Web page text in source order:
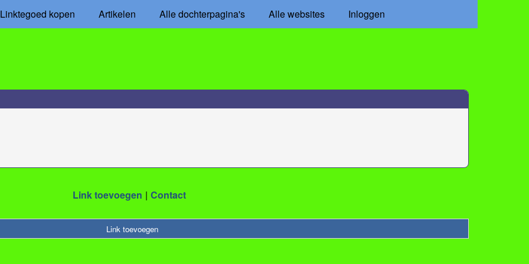
Linktegoed kopen Artikelen Alle dochterpagina's Alle websites Inloggen
Link toevoegen Contact
Link toevoegen